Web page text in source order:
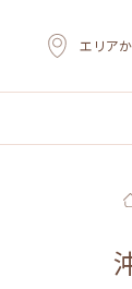
エリア